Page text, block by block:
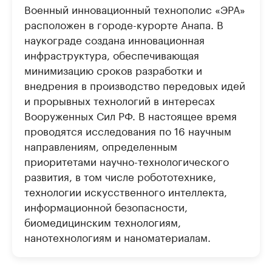
Военный инновационный технополис «ЭРА»
расположен в городе-курорте Анапа. В
наукограде создана инновационная
инфраструктура, обеспечивающая
минимизацию сроков разработки и
внедрения в производство передовых идей
и прорывных технологий в интересах
Вооруженных Сил РФ. В настоящее время
проводятся исследования по 16 научным
направлениям, определенным
приоритетами научно-технологического
развития, в том числе робототехнике,
технологии искусственного интеллекта,
информационной безопасности,
биомедицинским технологиям,
нанотехнологиям и наноматериалам.